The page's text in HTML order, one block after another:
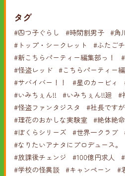
タグ
#四つ子ぐらし #時間割男子 #角
#トップ・シークレット
#ふたご
#新こちらパーティー編集部っ！
#怪盗レッド #こちらパーティー
#サバイバー！！
#星のカービィ
#いみちぇん!!
#いみちぇん!!廻
#
#怪盗ファンタジスタ
#社長です
#理花のおかしな実験室 #絶体絶
#ぼくらシリーズ
#世界一クラブ
#なりたいアナタにプロデュース。
#放課後チェンジ
#100億円求人
#学校の怪異談 #キャンペーン
#